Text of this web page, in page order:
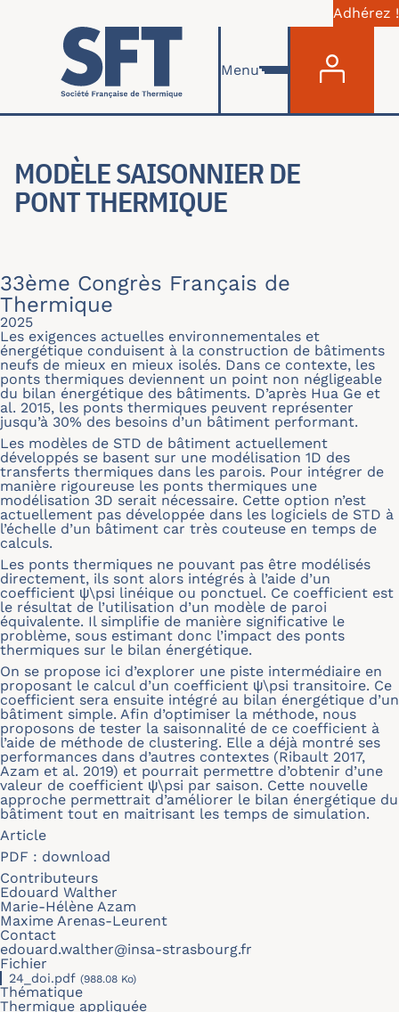
Aller au contenu principal
Adhérez !
Menu
MODÈLE SAISONNIER DE
PONT THERMIQUE
33ème Congrès Français de
Thermique
2025
Les exigences actuelles environnementales et
énergétique conduisent à la construction de bâtiments
neufs de mieux en mieux isolés. Dans ce contexte, les
ponts thermiques deviennent un point non négligeable
du bilan énergétique des bâtiments. D’après Hua Ge et
al. 2015, les ponts thermiques peuvent représenter
jusqu’à 30% des besoins d’un bâtiment performant.
Les modèles de STD de bâtiment actuellement
développés se basent sur une modélisation 1D des
transferts thermiques dans les parois. Pour intégrer de
manière rigoureuse les ponts thermiques une
modélisation 3D serait nécessaire. Cette option n’est
actuellement pas développée dans les logiciels de STD à
l’échelle d’un bâtiment car très couteuse en temps de
calculs.
Les ponts thermiques ne pouvant pas être modélisés
directement, ils sont alors intégrés à l’aide d’un
coefficient ψ\psi linéique ou ponctuel. Ce coefficient est
le résultat de l’utilisation d’un modèle de paroi
équivalente. Il simplifie de manière significative le
problème, sous estimant donc l’impact des ponts
thermiques sur le bilan énergétique.
On se propose ici d’explorer une piste intermédiaire en
proposant le calcul d’un coefficient ψ\psi transitoire. Ce
coefficient sera ensuite intégré au bilan énergétique d’un
bâtiment simple. Afin d’optimiser la méthode, nous
proposons de tester la saisonnalité de ce coefficient à
l’aide de méthode de clustering. Elle a déjà montré ses
performances dans d’autres contextes (Ribault 2017,
Azam et al. 2019) et pourrait permettre d’obtenir d’une
valeur de coefficient ψ\psi par saison. Cette nouvelle
approche permettrait d’améliorer le bilan énergétique du
bâtiment tout en maitrisant les temps de simulation.
Article
PDF : download
Contributeurs
Edouard Walther
Marie-Hélène Azam
Maxime Arenas-Leurent
Contact
edouard.walther@insa-strasbourg.fr
Fichier
24_doi.pdf (988.08 Ko)
Thématique
Thermique appliquée